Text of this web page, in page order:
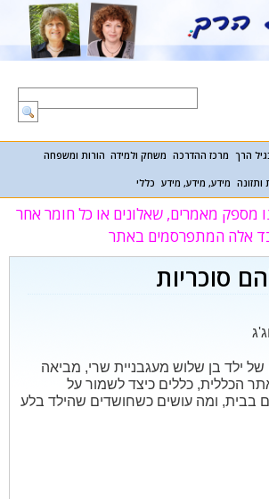
הרך מרכז ההדרכה משחק ולמידה הורות ומשפחה
ותזונה מידע, מידע, מידע כללי
מספק מאמרים, שאלונים או כל חומר אחר
אלה המתפרסמים באתר
סוכריות
ילד בן שלוש מעגבניית שרי, מביאה
הכללית, כללים כיצד לשמור על
בבית, ומה עושים כשחושדים שהילד בלע